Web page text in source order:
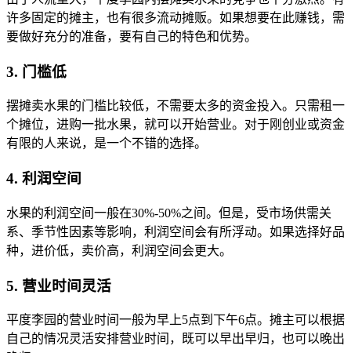
许多固定的摊主，也有很多流动摊贩。如果想要在此赚钱，需
要做好充分的准备，要有自己的特色和优势。
3. 门槛低
摆摊卖水果的门槛比较低，不需要太多的资金投入。只需租一
个摊位，进购一批水果，就可以开始营业。对于刚创业或资金
有限的人来说，是一个不错的选择。
4. 利润空间
水果的利润空间一般在30%-50%之间。但是，受市场供需关
系、季节性因素等影响，利润空间会有所浮动。如果选择好品
种，进价低，卖价高，利润空间会更大。
5. 营业时间灵活
平度李园的营业时间一般为早上5点到下午6点。摊主可以根据
自己的情况灵活安排营业时间，既可以早出早归，也可以晚出